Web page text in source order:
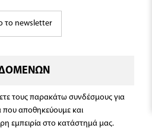
το newsletter
τους παρακάτω συνδέσμους για
αποθηκεύουμε και
εμπειρία στο κατάστημά μας.